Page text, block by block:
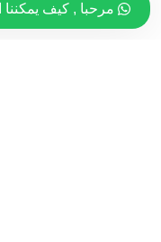
مرحبا , كيف يمكننا